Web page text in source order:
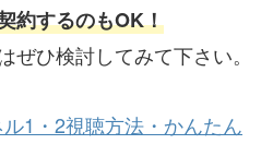
約するのもOK！
ぜひ検討してみて下さい。
1・2視聴方法・かんたん